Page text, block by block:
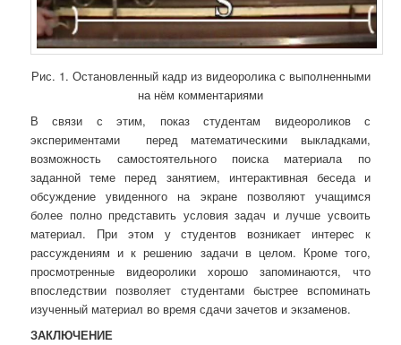
Рис. 1. Остановленный кадр из видеоролика с выполненными
на нём комментариями
В связи с этим, показ студентам видеороликов с
экспериментами
перед математическими выкладками,
возможность самостоятельного поиска материала по
заданной теме перед занятием, интерактивная беседа и
обсуждение увиденного на экране позволяют учащимся
более полно представить условия задач и лучше усвоить
материал. При этом у студентов возникает интерес к
рассуждениям и к решению задачи в целом. Кроме того,
просмотренные видеоролики хорошо запоминаются, что
впоследствии позволяет студентами быстрее вспоминать
изученный материал во время сдачи зачетов и экзаменов.
ЗАКЛЮЧЕНИЕ